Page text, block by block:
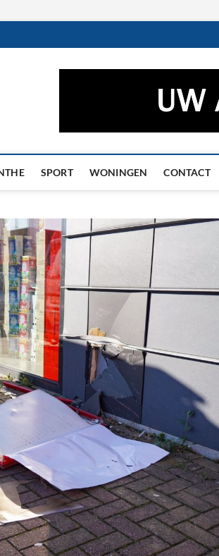
– Het
SPORT WONINGEN CONTACT